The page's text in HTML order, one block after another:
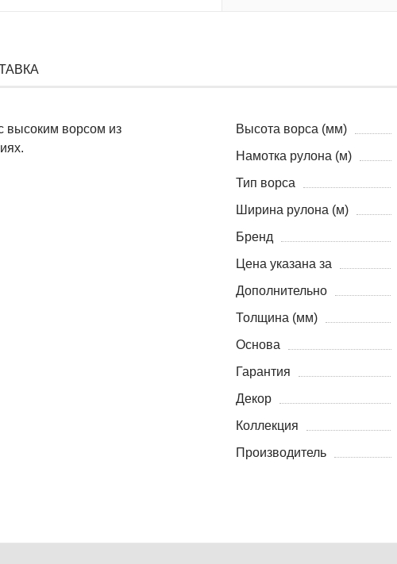
высоким ворсом из
Высота ворса (мм)
Намотка рулона (м)
Тип ворса
Ширина рулона (м)
Бренд
Цена указана за
Дополнительно
Толщина (мм)
Основа
Гарантия
Декор
Коллекция
Производитель